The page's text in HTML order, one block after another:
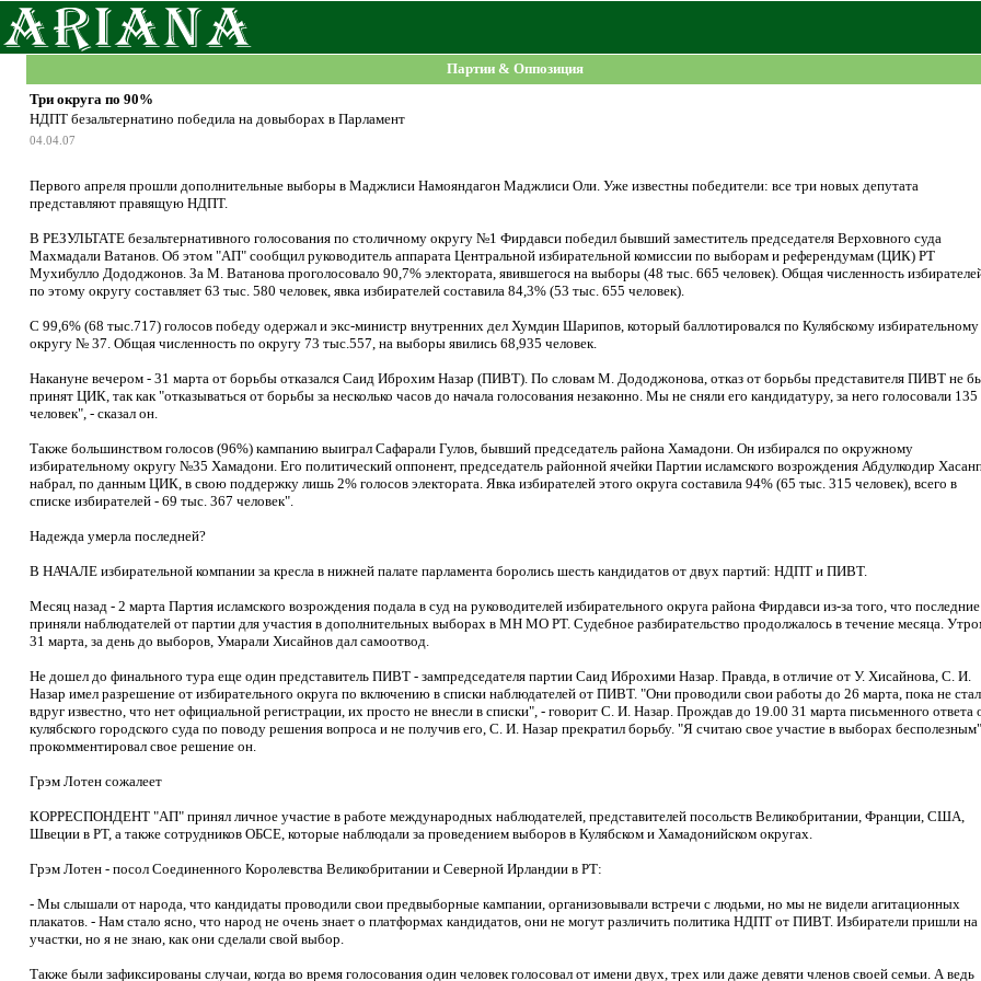
Партии & Оппозиция
Три округа по 90%
НДПТ безальтернатино победила на довыборах в Парламент
04.04.07
Первого апреля прошли дополнительные выборы в Маджлиси Намояндагон Маджлиси Оли. Уже известны победители: все три новых депутата
представляют правящую НДПТ.
В РЕЗУЛЬТАТЕ безальтернативного голосования по столичному округу №1 Фирдавси победил бывший заместитель председателя Верховного суда
Махмадали Ватанов. Об этом "АП" сообщил руководитель аппарата Центральной избирательной комиссии по выборам и референдумам (ЦИК) РТ
Мухибулло Дододжонов. За М. Ватанова проголосовало 90,7% электората, явившегося на выборы (48 тыс. 665 человек). Общая численность
по этому округу составляет 63 тыс. 580 человек, явка избирателей составила 84,3% (53 тыс. 655 человек).
С 99,6% (68 тыс.717) голосов победу одержал и экс-министр внутренних дел Хумдин Шарипов, который баллотировался по Кулябскому избирательному
округу № 37. Общая численность по округу 73 тыс.557, на выборы явились 68,935 человек.
Накануне вечером - 31 марта от борьбы отказался Саид Иброхим Назар (ПИВТ). По словам М. Дододжонова, отказ от борьбы представителя ПИВТ не
принят ЦИК, так как "отказываться от борьбы за несколько часов до начала голосования незаконно. Мы не сняли его кандидатуру, за него голосовали 135
человек", - сказал он.
Также большинством голосов (96%) кампанию выиграл Сафарали Гулов, бывший председатель района Хамадони. Он избирался по окружному
избирательному округу №35 Хамадони. Его политический оппонент, председатель районной ячейки Партии исламского возрождения Абдулкодир
набрал, по данным ЦИК, в свою поддержку лишь 2% голосов электората. Явка избирателей этого округа составила 94% (65 тыс. 315 человек), всего в
списке избирателей - 69 тыс. 367 человек".
Надежда умерла последней?
В НАЧАЛЕ избирательной компании за кресла в нижней палате парламента боролись шесть кандидатов от двух партий: НДПТ и ПИВТ.
Месяц назад - 2 марта Партия исламского возрождения подала в суд на руководителей избирательного округа района Фирдавси из-за того, что
приняли наблюдателей от партии для участия в дополнительных выборах в МН МО РТ. Судебное разбирательство продолжалось в течение месяца.
31 марта, за день до выборов, Умарали Хисайнов дал самоотвод.
Не дошел до финального тура еще один представитель ПИВТ - зампредседателя партии Саид Иброхими Назар. Правда, в отличие от У. Хисайнова, С. И.
Назар имел разрешение от избирательного округа по включению в списки наблюдателей от ПИВТ. "Они проводили свои работы до 26 марта, пока не
вдруг известно, что нет официальной регистрации, их просто не внесли в списки", - говорит С. И. Назар. Прождав до 19.00 31 марта письменного ответа
кулябского городского суда по поводу решения вопроса и не получив его, С. И. Назар прекратил борьбу. "Я считаю свое участие в выборах
прокомментировал свое решение он.
Грэм Лотен сожалеет
КОРРЕСПОНДЕНТ "АП" принял личное участие в работе международных наблюдателей, представителей посольств Великобритании, Франции, США,
Швеции в РТ, а также сотрудников ОБСЕ, которые наблюдали за проведением выборов в Кулябском и Хамадонийском округах.
Грэм Лотен - посол Соединенного Королевства Великобритании и Северной Ирландии в РТ:
- Мы слышали от народа, что кандидаты проводили свои предвыборные кампании, организовывали встречи с людьми, но мы не видели агитационных
плакатов. - Нам стало ясно, что народ не очень знает о платформах кандидатов, они не могут различить политика НДПТ от ПИВТ. Избиратели пришли на
участки, но я не знаю, как они сделали свой выбор.
Также были зафиксированы случаи, когда во время голосования один человек голосовал от имени двух, трех или даже девяти членов своей семьи. А ведь